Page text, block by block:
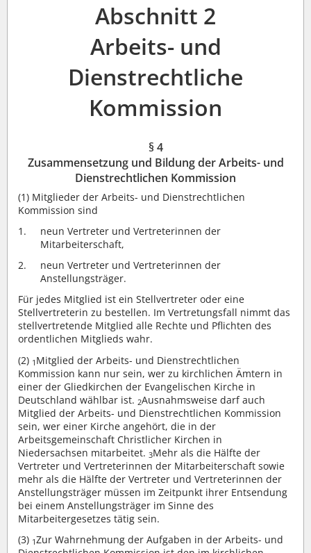
Abschnitt 2
Arbeits- und
Dienstrechtliche
Kommission
§ 4
Zusammensetzung und Bildung der Arbeits- und
Dienstrechtlichen Kommission
(1) Mitglieder der Arbeits- und Dienstrechtlichen
Kommission sind
neun Vertreter und Vertreterinnen der
Mitarbeiterschaft,
neun Vertreter und Vertreterinnen der
Anstellungsträger.
Für jedes Mitglied ist ein Stellvertreter oder eine
Stellvertreterin zu bestellen. Im Vertretungsfall nimmt das
stellvertretende Mitglied alle Rechte und Pflichten des
ordentlichen Mitglieds wahr.
(2) 1 Mitglied der Arbeits- und Dienstrechtlichen
Kommission kann nur sein, wer zu kirchlichen Ämtern in
einer der Gliedkirchen der Evangelischen Kirche in
Deutschland wählbar ist. 2Ausnahmsweise darf auch
Mitglied der Arbeits- und Dienstrechtlichen Kommission
sein, wer einer Kirche angehört, die in der
Arbeitsgemeinschaft Christlicher Kirchen in
Niedersachsen mitarbeitet. 3Mehr als die Hälfte der
Vertreter und Vertreterinnen der Mitarbeiterschaft sowie
mehr als die Hälfte der Vertreter und Vertreterinnen der
Anstellungsträger müssen im Zeitpunkt ihrer Entsendung
bei einem Anstellungsträger im Sinne des
Mitarbeitergesetzes tätig sein.
(3) 1Zur Wahrnehmung der Aufgaben in der Arbeits- und